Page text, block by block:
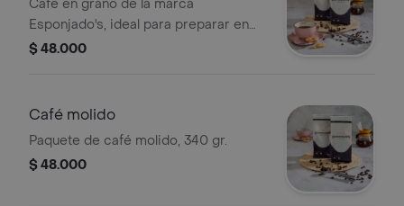
Café en grano de la marca
Esponjado's, ideal para preparar en
casa. Disfruta de su aroma auténtico.
$ 48.000
Café molido
Paquete de café molido, 340 gr.
$ 48.000